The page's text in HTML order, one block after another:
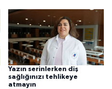
Yazın serinlerken diş
sağlığınızı tehlikeye
atmayın